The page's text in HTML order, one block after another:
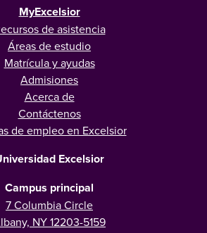
MyExcelsior
de asistencia
Áreas de estudio
Matrícula y ayudas
Admisiones
Acerca de
Contáctenos
de empleo en Excelsior
Excelsior
Campus principal
7 Columbia Circle
NY 12203-5159